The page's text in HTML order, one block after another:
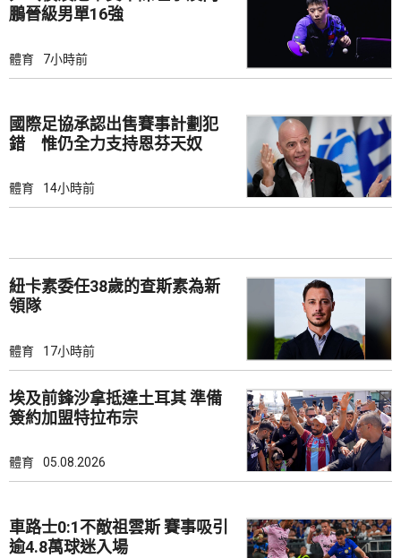
鵬晉級男單16強
體育 7小時前
國際足協承認出售賽事計劃犯
錯 惟仍全力支持恩芬天奴
體育 14小時前
紐卡素委任38歲的查斯素為新
領隊
體育 17小時前
埃及前鋒沙拿抵達土耳其 準備
簽約加盟特拉布宗
體育 05.08.2026
車路士0:1不敵祖雲斯 賽事吸引
逾4.8萬球迷入場